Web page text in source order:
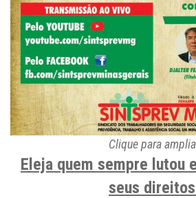
Clique para
Eleja quem sempre lutou
seus